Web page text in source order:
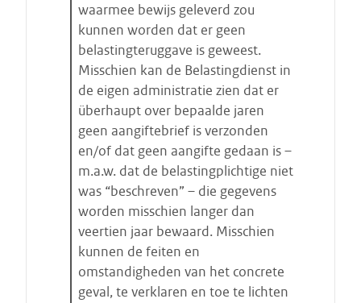
waarmee bewijs geleverd zou
kunnen worden dat er geen
belastingteruggave is geweest.
Misschien kan de Belastingdienst in
de eigen administratie zien dat er
überhaupt over bepaalde jaren
geen aangiftebrief is verzonden
en/of dat geen aangifte gedaan is –
m.a.w. dat de belastingplichtige niet
was “beschreven” – die gegevens
worden misschien langer dan
veertien jaar bewaard. Misschien
kunnen de feiten en
omstandigheden van het concrete
geval, te verklaren en toe te lichten